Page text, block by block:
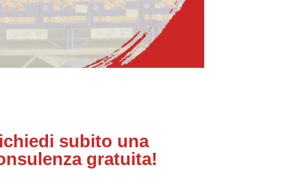
subito una
gratuita!